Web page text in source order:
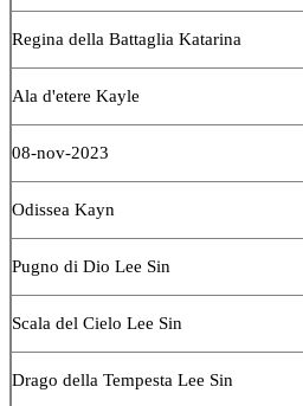
Regina della Battaglia Katarina
Ala d'etere Kayle
08-nov-2023
Odissea Kayn
Pugno di Dio Lee Sin
Scala del Cielo Lee Sin
Drago della Tempesta Lee Sin